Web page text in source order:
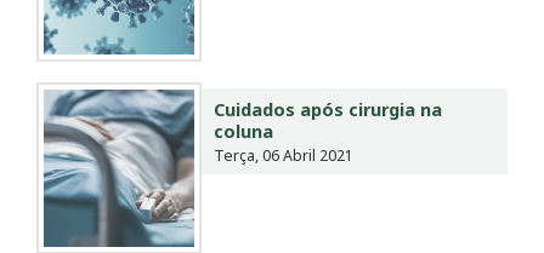
Cuidados após cirurgia na
coluna
Terça, 06 Abril 2021